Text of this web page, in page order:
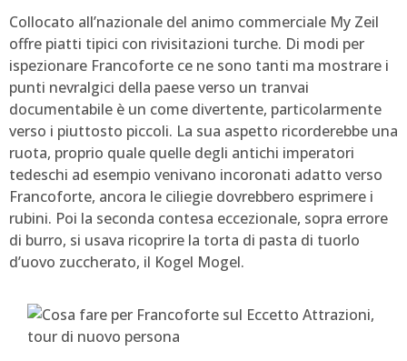
Collocato all’nazionale del animo commerciale My Zeil
offre piatti tipici con rivisitazioni turche. Di modi per
ispezionare Francoforte ce ne sono tanti ma mostrare i
punti nevralgici della paese verso un tranvai
documentabile è un come divertente, particolarmente
verso i piuttosto piccoli. La sua aspetto ricorderebbe una
ruota, proprio quale quelle degli antichi imperatori
tedeschi ad esempio venivano incoronati adatto verso
Francoforte, ancora le ciliegie dovrebbero esprimere i
rubini. Poi la seconda contesa eccezionale, sopra errore
di burro, si usava ricoprire la torta di pasta di tuorlo
d’uovo zuccherato, il Kogel Mogel.